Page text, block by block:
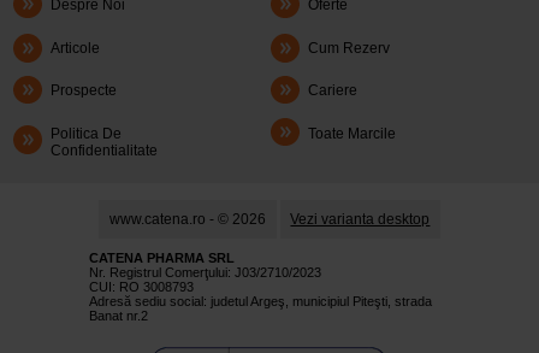
Despre Noi Oferte
Articole Cum Rezerv
Prospecte Cariere
Politica De
Confidentialitate
Toate Marcile
www.catena.ro - © 2026 Vezi varianta desktop
CATENA PHARMA SRL
Nr. Registrul Comerţului: J03/2710/2023
CUI: RO 3008793
Adresă sediu social: judetul Argeş, municipiul Piteşti, strada
Banat nr.2